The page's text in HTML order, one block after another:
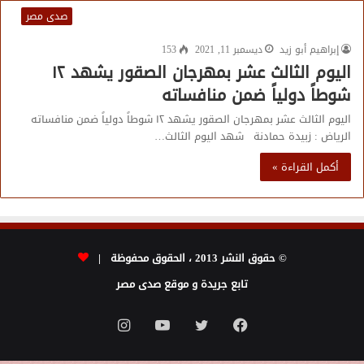
صدى مصر
إبراهيم أبو زيد
ديسمبر 11, 2021 153
اليوم الثالث عشر بمهرجان الصقور يشهد ١٢
شوطاً دولياً ضمن منافساته
اليوم الثالث عشر بمهرجان الصقور يشهد ١٢ شوطاً دولياً ضمن منافساته
الرياض : زبيدة حمادنة شهد اليوم الثالث…
أكمل القراءة »
© حقوق النشر 2013 ، الحقوق محفوظة |
تابع جريدة و موقع صدى مصر
فيسبوك تويتر يوتيوبانستقرام